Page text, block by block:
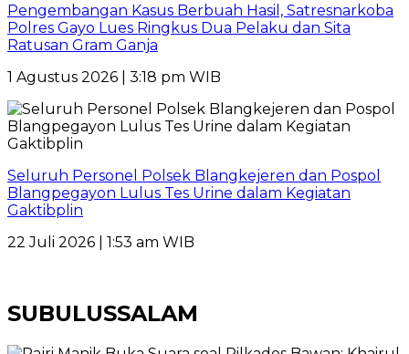
Pengembangan Kasus Berbuah Hasil, Satresnarkoba
Polres Gayo Lues Ringkus Dua Pelaku dan Sita
Ratusan Gram Ganja
1 Agustus 2026 | 3:18 pm WIB
Seluruh Personel Polsek Blangkejeren dan Pospol
Blangpegayon Lulus Tes Urine dalam Kegiatan
Gaktibplin
22 Juli 2026 | 1:53 am WIB
SUBULUSSALAM